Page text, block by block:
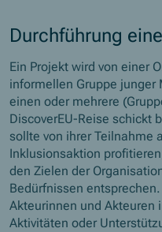
Durchführung
Ein Projekt wird von einer
informellen Gruppe
einen oder mehrere
DiscoverEU-Reise schickt
sollte von ihrer Teilnahme
Inklusionsaktion
den Zielen der
Bedürfnissen
Akteurinnen und Akteuren
Aktivitäten oder